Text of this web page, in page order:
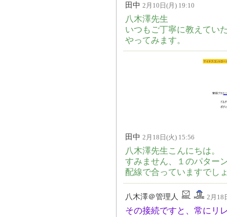
田中 2月10日(月) 19:10
八木澤先生
いつもご丁寧に教えてい
やってみます。
田中 2月18日(火) 15:56
八木澤先生こんにちは。
すみません、１のパター
配線で合っていますでし
八木澤＠管理人 2月18
その接続ですと、常にリ